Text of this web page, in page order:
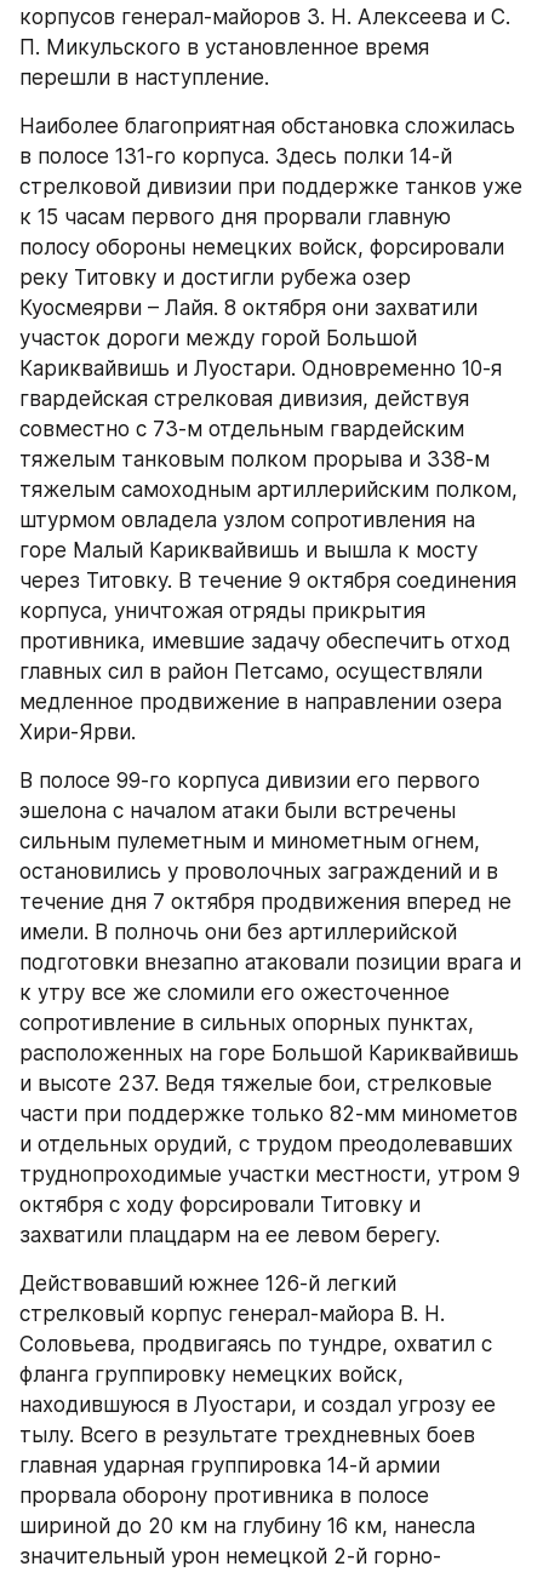
корпусов генерал-майоров З. Н. Алексеева и С.
П. Микульского в установленное время
перешли в наступление.
Наиболее благоприятная обстановка сложилась
в полосе 131-го корпуса. Здесь полки 14-й
стрелковой дивизии при поддержке танков уже
к 15 часам первого дня прорвали главную
полосу обороны немецких войск, форсировали
реку Титовку и достигли рубежа озер
Куосмеярви – Лайя. 8 октября они захватили
участок дороги между горой Большой
Кариквайвишь и Луостари. Одновременно 10-я
гвардейская стрелковая дивизия, действуя
совместно с 73-м отдельным гвардейским
тяжелым танковым полком прорыва и 338-м
тяжелым самоходным артиллерийским полком,
штурмом овладела узлом сопротивления на
горе Малый Кариквайвишь и вышла к мосту
через Титовку. В течение 9 октября соединения
корпуса, уничтожая отряды прикрытия
противника, имевшие задачу обеспечить отход
главных сил в район Петсамо, осуществляли
медленное продвижение в направлении озера
Хири-Ярви.
В полосе 99-го корпуса дивизии его первого
эшелона с началом атаки были встречены
сильным пулеметным и минометным огнем,
остановились у проволочных заграждений и в
течение дня 7 октября продвижения вперед не
имели. В полночь они без артиллерийской
подготовки внезапно атаковали позиции врага и
к утру все же сломили его ожесточенное
сопротивление в сильных опорных пунктах,
расположенных на горе Большой Кариквайвишь
и высоте 237. Ведя тяжелые бои, стрелковые
части при поддержке только 82-мм минометов
и отдельных орудий, с трудом преодолевавших
труднопроходимые участки местности, утром 9
октября с ходу форсировали Титовку и
захватили плацдарм на ее левом берегу.
Действовавший южнее 126-й легкий
стрелковый корпус генерал-майора В. Н.
Соловьева, продвигаясь по тундре, охватил с
фланга группировку немецких войск,
находившуюся в Луостари, и создал угрозу ее
тылу. Всего в результате трехдневных боев
главная ударная группировка 14-й армии
прорвала оборону противника в полосе
шириной до 20 км на глубину 16 км, нанесла
значительный урон немецкой 2-й горно-